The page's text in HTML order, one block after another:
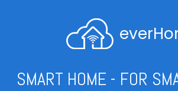
SMART HOME - FOR